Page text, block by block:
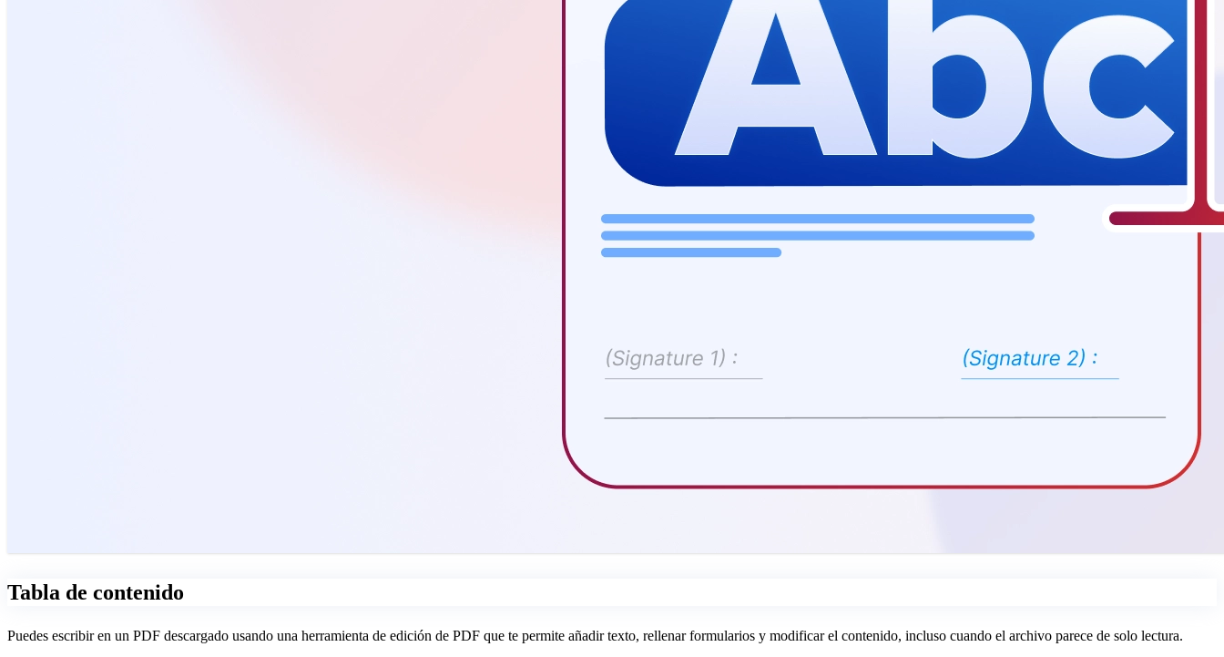
Tabla de contenido
Puedes escribir en un PDF descargado usando una herramienta de edición de PDF que te permite añadir texto, rellenar formularios y modificar el contenido, incluso cuando el archivo parece de solo lectura.